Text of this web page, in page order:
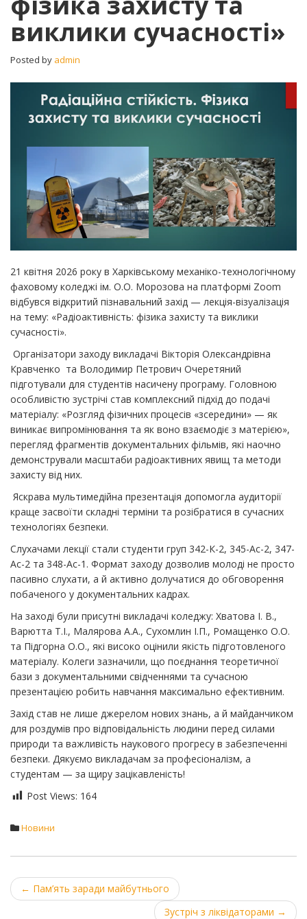
та
виклики
сучасності»
виклики сучасності»
Posted by admin
21 квітня 2026 року в Харківському механіко-технологічному
фаховому коледжі ім. О.О. Морозова на платформі Zoom
відбувся відкритий пізнавальний захід — лекція-візуалізація
на тему: «Радіоактивність: фізика захисту та виклики
сучасності».
​ ​Організатори заходу викладачі Вікторія Олександрівна
Кравченко та Володимир Петрович Очеретяний
підготували для студентів насичену програму. Головною
особливістю зустрічі став комплексний підхід до подачі
матеріалу: «Розгляд фізичних процесів «зсередини» — як
виникає випромінювання та як воно взаємодіє з матерією»,
перегляд фрагментів документальних фільмів, які наочно
демонстрували масштаби радіоактивних явищ та методи
захисту від них.
​ Яскрава мультимедійна презентація допомогла аудиторії
краще засвоїти складні терміни та розібратися в сучасних
технологіях безпеки.
​Слухачами лекції стали студенти груп 342-К-2, 345-Ас-2, 347-
Ас-2 та 348-Ас-1. Формат заходу дозволив молоді не просто
пасивно слухати, а й активно долучатися до обговорення
побаченого у документальних кадрах.
​На заході були присутні викладачі коледжу: Хватова І. В.,
Варютта Т.І., Малярова А.А., Сухомлин І.П., Ромащенко О.О.
та Підгорна О.О., які високо оцінили якість підготовленого
матеріалу. Колеги зазначили, що поєднання теоретичної
бази з документальними свідченнями та сучасною
презентацією робить навчання максимально ефективним.
Захід став не лише джерелом нових знань, а й майданчиком
для роздумів про відповідальність людини перед силами
природи та важливість наукового прогресу в забезпеченні
безпеки. Дякуємо викладачам за професіоналізм, а
студентам — за щиру зацікавленість!
Post Views: 164
Новини
Post
← Пам’ять заради майбутнього
Зустріч з ліквідаторами →